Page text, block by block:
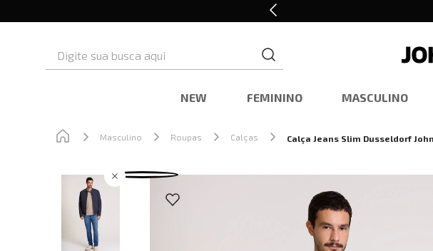
NEW FEMININO MASCULINO
Masculino Roupas Calças Calça Jeans Slim Dusseldorf